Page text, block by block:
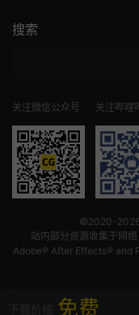
免费
搜索
关注微信公众号 关注哔哩
©2020-
站内部分资源收集于网
Adobe® After Effects® and